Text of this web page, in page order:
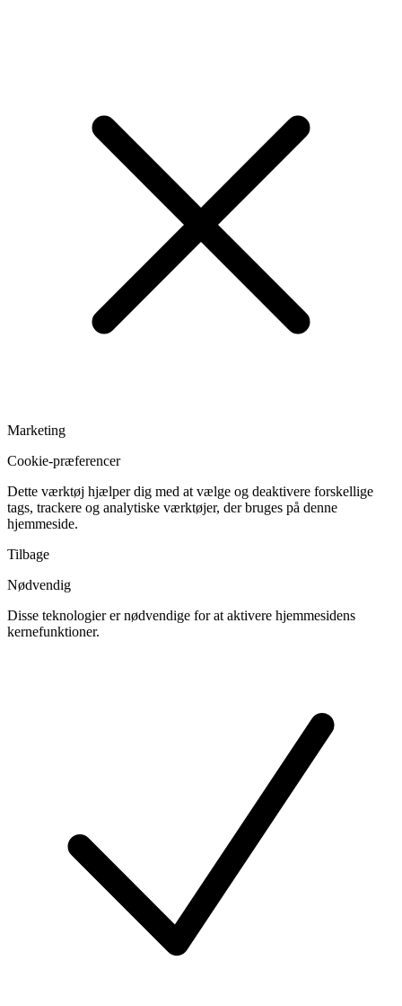
Marketing
Cookie-præferencer
Dette værktøj hjælper dig med at vælge og deaktivere forskellige
tags, trackere og analytiske værktøjer, der bruges på denne
hjemmeside.
Tilbage
Nødvendig
Disse teknologier er nødvendige for at aktivere hjemmesidens
kernefunktioner.